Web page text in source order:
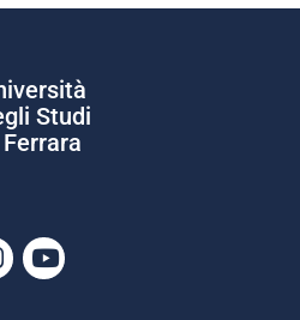
Studi
Instagram
Youtube